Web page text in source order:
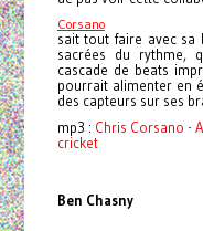
Corsano
sait tout faire avec sa
sacrées du rythme,
cascade de beats
pourrait alimenter en
des capteurs sur ses
mp3 : Chris Corsano -
cricket
Ben Chasny